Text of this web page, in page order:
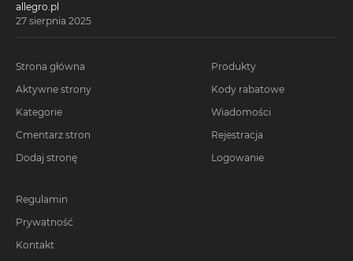
allegro.pl
27 sierpnia 2025
Strona główna
Aktywne strony
Kategorie
Cmentarz stron
Dodaj stronę
Produkty
Kody rabatowe
Wiadomości
Rejestracja
Logowanie
Regulamin
Prywatność
Kontakt